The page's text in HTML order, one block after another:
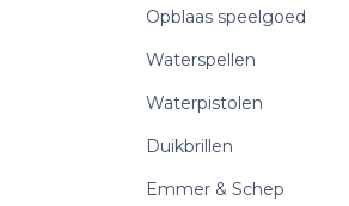
Opblaas speelgoed
Waterspellen
Waterpistolen
Duikbrillen
Emmer & Schep